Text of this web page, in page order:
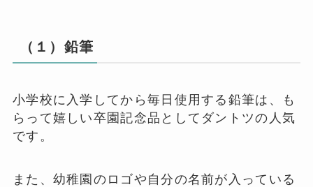
（１）鉛筆
小学校に入学してから毎日使用する鉛筆は、も
らって嬉しい卒園記念品としてダントツの人気
です。
また、幼稚園のロゴや自分の名前が入っている